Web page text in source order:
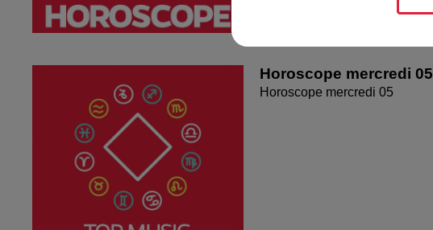
Horoscope mercredi 05
Horoscope mercredi 05